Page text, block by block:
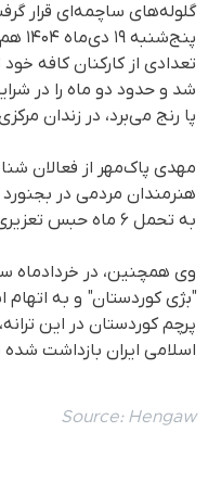
گلوله‌های ساچمه‌ای قرار
تعدادی از کارکنان کافه
شد و حدود دو ماه را در
پا رنج می‌برد، در زندان
مهدی پاک‌مهر از فعالان
به تحمل ۶ ماه حبس تعزیری محکوم شده بود.
"بژی کوردستان" و بە اتهام
پرچم کوردستان در این
اسلامی ایران بازداشت شده
Source: Hengaw